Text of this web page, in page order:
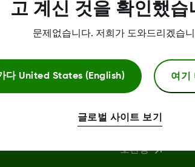
호환성
고 계신 것을 확인했습
문제없습니다. 저희가 도와드리겠습
다 United States (English) 여기
글로벌 사이트 보기